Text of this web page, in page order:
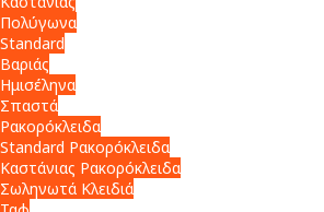
Πολύγωνα
Standard
Βαριάς
Ημισέληνα
Σπαστά
Ρακορόκλειδα
Standard Ρακορόκλειδα
Καστάνιας Ρακορόκλειδα
Σωληνωτά Κλειδιά